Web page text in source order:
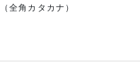
（全角カタカナ）